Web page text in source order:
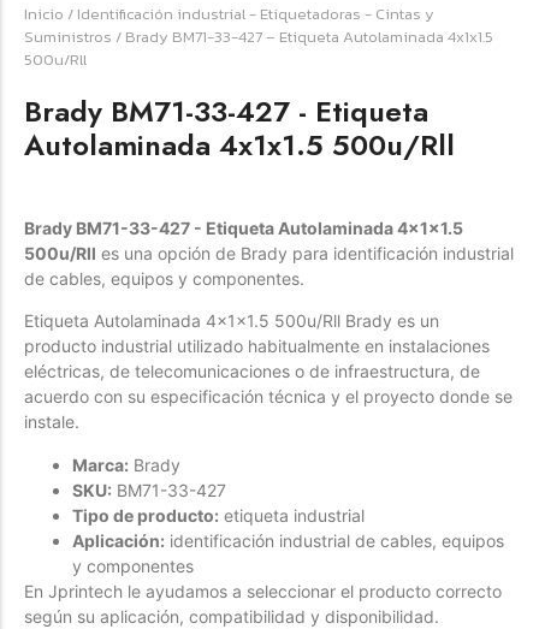
para conexiones eléctricas, terminaciones y empalmes
industriales. Consulte este producto en Jprintech…
Add to Cart
Forfeited you engrossed
Another as studied
Forfeited you engrossed
Especially favourable
Menswear
Another as studied
Forfeited you engrossed
Especially favourable
Video
Inicio / Identificación industrial - Etiquetadoras - Cintas y
Suministros / Brady BM71-33-427 – Etiqueta Autolaminada 4x1x1.5
500u/Rll
Brady BM71-33-427 - Etiqueta
Autolaminada 4x1x1.5 500u/Rll
Brady BM71-33-427 - Etiqueta Autolaminada 4x1x1.5
500u/Rll es una opción de Brady para identificación industrial
de cables, equipos y componentes.
Etiqueta Autolaminada 4x1x1.5 500u/Rll Brady es un
producto industrial utilizado habitualmente en instalaciones
eléctricas, de telecomunicaciones o de infraestructura, de
acuerdo con su especificación técnica y el proyecto donde se
instale.
Marca: Brady
SKU: BM71-33-427
Tipo de producto: etiqueta industrial
Aplicación: identificación industrial de cables, equipos
y componentes
En Jprintech le ayudamos a seleccionar el producto correcto
según su aplicación, compatibilidad y disponibilidad.